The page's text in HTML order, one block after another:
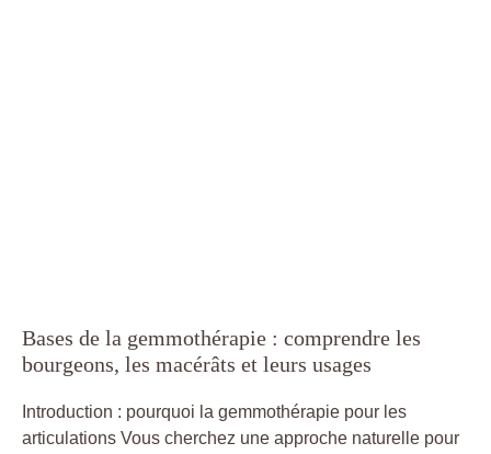
Bases de la gemmothérapie : comprendre les
bourgeons, les macérâts et leurs usages
Introduction : pourquoi la gemmothérapie pour les
articulations Vous cherchez une approche naturelle pour